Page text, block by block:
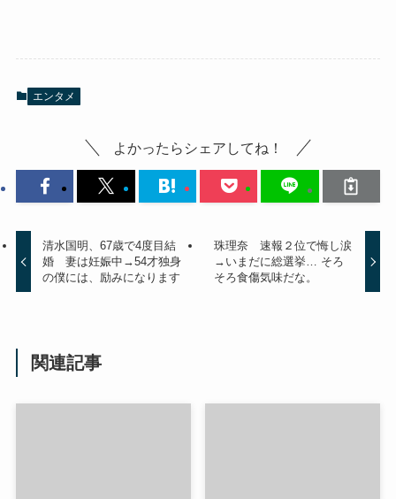
エンタメ
よかったらシェアしてね！
清水国明、67歳で4度目結
婚 妻は妊娠中→54才独身
の僕には、励みになります
珠理奈 速報２位で悔し涙
→いまだに総選挙… そろ
そろ食傷気味だな。
関連記事